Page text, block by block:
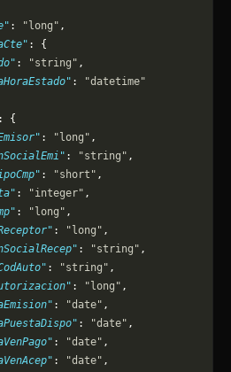
: "long" ,
: {
: "string" ,
:
"datetime"
: {
: "long" ,
: "string" ,
: "short" ,
: "integer" ,
: "long" ,
: "long" ,
: "string" ,
: "string" ,
: "long" ,
: "date" ,
: "date" ,
: "date" ,
: "date" ,